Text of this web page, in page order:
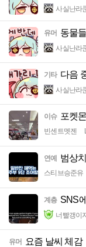
사실난라
유머 동물
사실난라
기타 다음
사실난라
이슈 포켓
빈센트멧젠
연예 범상
스티브승준유
계층 SNS
너빨갱이
유머 요즘 날씨 체감